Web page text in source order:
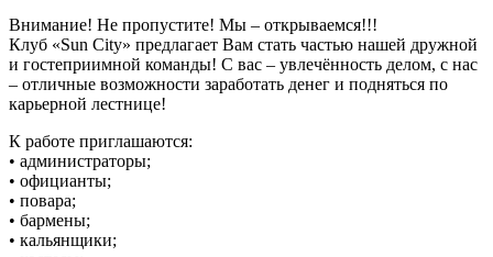
Внимание! Не пропустите! Мы – открываемся!!!
Клуб «Sun Сity» предлагает Вам стать частью нашей дружной
и гостеприимной команды! С вас – увлечённость делом, с нас
– отличные возможности заработать денег и подняться по
карьерной лестнице!
К работе приглашаются:
• администраторы;
• официанты;
• повара;
• бармены;
• кальянщики;